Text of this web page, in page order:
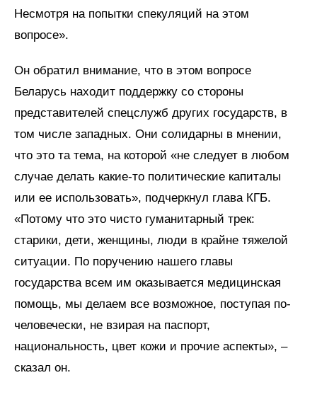
Несмотря на попытки спекуляций на этом
вопросе».
Он обратил внимание, что в этом вопросе
Беларусь находит поддержку со стороны
представителей спецслужб других государств, в
том числе западных. Они солидарны в мнении,
что это та тема, на которой «не следует в любом
случае делать какие-то политические капиталы
или ее использовать», подчеркнул глава КГБ.
«Потому что это чисто гуманитарный трек:
старики, дети, женщины, люди в крайне тяжелой
ситуации. По поручению нашего главы
государства всем им оказывается медицинская
помощь, мы делаем все возможное, поступая по-
человечески, не взирая на паспорт,
национальность, цвет кожи и прочие аспекты», –
сказал он.